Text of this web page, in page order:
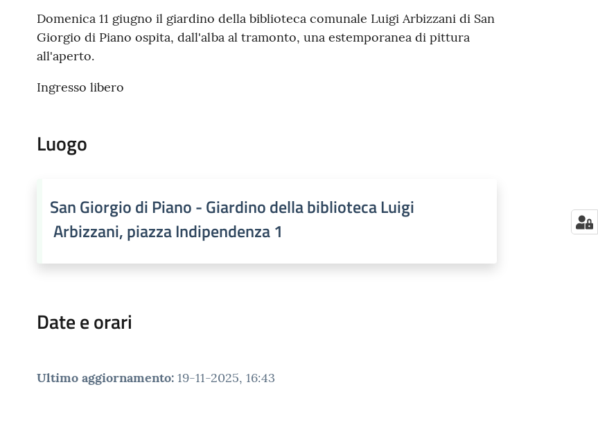
Domenica 11 giugno il giardino della biblioteca comunale Luigi Arbizzani di San
Giorgio di Piano ospita, dall'alba al tramonto, una estemporanea di pittura
all'aperto.
Ingresso libero
Luogo
San Giorgio di Piano - Giardino della biblioteca Luigi
Arbizzani, piazza Indipendenza 1
Date e orari
Ultimo aggiornamento: 19-11-2025, 16:43